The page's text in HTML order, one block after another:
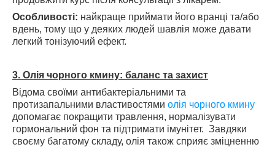
Особливості: найкраще приймати його вранці та/або
вдень, тому що у деяких людей шавлія може давати
легкий тонізуючий ефект.
3. Олія чорного кмину: баланс та захист
Відома своїми антибактеріальними та
протизапальними властивостями олія чорного кмину
допомагає покращити травлення, нормалізувати
гормональний фон та підтримати імунітет. Завдяки
своєму багатому складу, олія також сприяє зміцненню